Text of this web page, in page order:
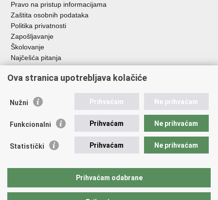
Pravo na pristup informacijama
Zaštita osobnih podataka
Politika privatnosti
Zapošljavanje
Školovanje
Najčešća pitanja
Važne poveznice
EMN Nacionalna kontaktna točka za Republiku Hrvatsku
Policijska akademija
Zaklada policijske solidarnosti
Udruge
Ova stranica upotrebljava kolačiće
Nužni Prihvaćam Ne prihvaćam
Funkcionalni Prihvaćam Ne prihvaćam
Statistički Prihvaćam Ne prihvaćam
Prihvaćam odabrane